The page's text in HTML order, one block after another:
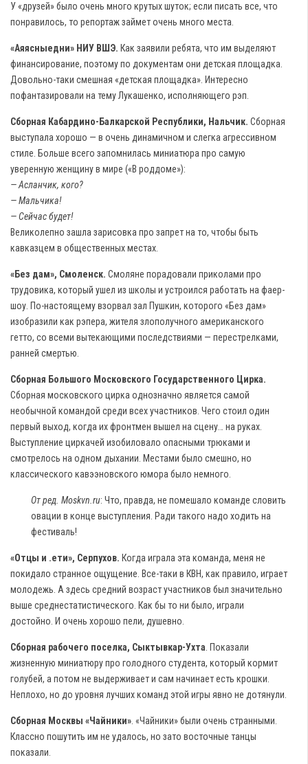
У «друзей» было очень много крутых шуток; если писать все, что
понравилось, то репортаж займет очень много места.
«Аяясныедни» НИУ ВШЭ. Как заявили ребята, что им выделяют
финансирование, поэтому по документам они детская площадка.
Довольно-таки смешная «детская площадка». Интересно
пофантазировали на тему Лукашенко, исполняющего рэп.
Сборная Кабардино-Балкарской Республики, Нальчик. Сборная
выступала хорошо — в очень динамичном и слегка агрессивном
стиле. Больше всего запомнилась миниатюра про самую
уверенную женщину в мире («В роддоме»):
— Асланчик, кого?
— Мальчика!
— Сейчас будет!
Великолепно зашла зарисовка про запрет на то, чтобы быть
кавказцем в общественных местах.
«Без дам», Смоленск. Смоляне порадовали приколами про
трудовика, который ушел из школы и устроился работать на фаер-
шоу. По-настоящему взорвал зал Пушкин, которого «Без дам»
изобразили как рэпера, жителя злополучного американского
гетто, со всеми вытекающими последствиями — перестрелками,
ранней смертью.
Сборная Большого Московского Государственного Цирка.
Сборная московского цирка однозначно является самой
необычной командой среди всех участников. Чего стоил один
первый выход, когда их фронтмен вышел на сцену… на руках.
Выступление циркачей изобиловало опасными трюками и
смотрелось на одном дыхании. Местами было смешно, но
классического кавээновского юмора было немного.
От ред. Moskvn.ru: Что, правда, не помешало команде словить
овации в конце выступления. Ради такого надо ходить на
фестиваль!
«Отцы и .ети», Серпухов. Когда играла эта команда, меня не
покидало странное ощущение. Все-таки в КВН, как правило, играет
молодежь. А здесь средний возраст участников был значительно
выше среднестатистического. Как бы то ни было, играли
достойно. И очень хорошо пели, душевно.
Сборная рабочего поселка, Сыктывкар-Ухта. Показали
жизненную миниатюру про голодного студента, который кормит
голубей, а потом не выдерживает и сам начинает есть крошки.
Неплохо, но до уровня лучших команд этой игры явно не дотянули.
Сборная Москвы «Чайники». «Чайники» были очень странными.
Классно пошутить им не удалось, но зато восточные танцы
показали.